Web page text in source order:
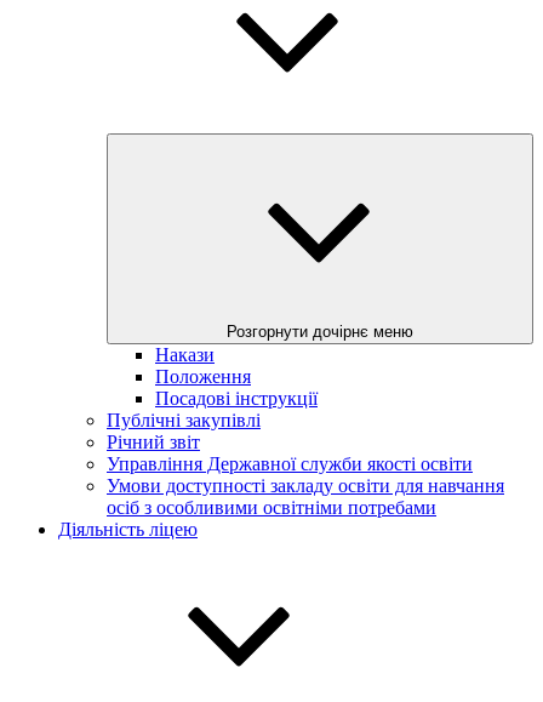
Розгорнути дочірнє меню
Накази
Положення
Посадові інструкції
Публічні закупівлі
Річний звіт
Управління Державної служби якості освіти
Умови доступності закладу освіти для навчання
осіб з особливими освітніми потребами
Діяльність ліцею